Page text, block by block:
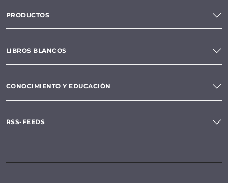
PRODUCTOS
LIBROS BLANCOS
CONOCIMIENTO Y EDUCACIÓN
RSS-FEEDS